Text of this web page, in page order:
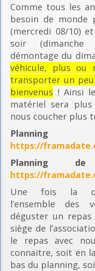
Comme tous les
besoin de monde
(mercredi 08/10)
soir (dimanche
démontage du
véhicule, plus ou
transporter un
bienvenus ! Ainsi
matériel sera
nous coucher plus
Planning
https://
Planning
https://
Une fois la
l’ensemble
déguster un repas
siège de
le repas avec
connaitre, soit en
bas du planning,